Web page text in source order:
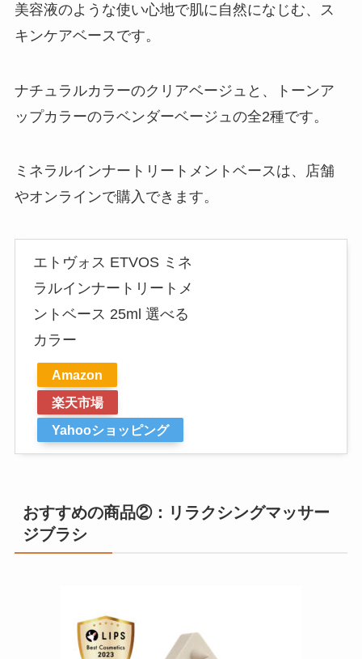
美容液のような使い心地で肌に自然になじむ、ス
キンケアベースです。
ナチュラルカラーのクリアベージュと、トーンア
ップカラーのラベンダーベージュの全2種です。
ミネラルインナートリートメントベースは、店舗
やオンラインで購入できます。
エトヴォス ETVOS ミネ
ラルインナートリートメ
ントベース 25ml 選べる
カラー
Amazon
楽天市場
Yahooショッピング
おすすめの商品②：リラクシングマッサー
ジブラシ